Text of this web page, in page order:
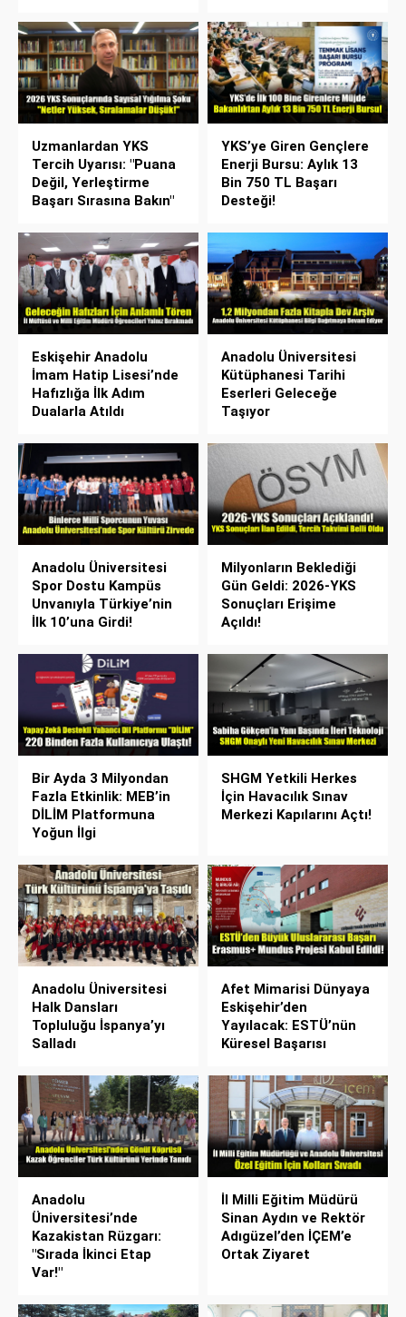
Uzmanlardan YKS
Tercih Uyarısı: "Puana
Değil, Yerleştirme
Başarı Sırasına Bakın"
YKS’ye Giren Gençlere
Enerji Bursu: Aylık 13
Bin 750 TL Başarı
Desteği!
Eskişehir Anadolu
İmam Hatip Lisesi’nde
Hafızlığa İlk Adım
Dualarla Atıldı
Anadolu Üniversitesi
Kütüphanesi Tarihi
Eserleri Geleceğe
Taşıyor
Anadolu Üniversitesi
Spor Dostu Kampüs
Unvanıyla Türkiye’nin
İlk 10’una Girdi!
Milyonların Beklediği
Gün Geldi: 2026-YKS
Sonuçları Erişime
Açıldı!
Bir Ayda 3 Milyondan
Fazla Etkinlik: MEB’in
DİLİM Platformuna
Yoğun İlgi
SHGM Yetkili Herkes
İçin Havacılık Sınav
Merkezi Kapılarını Açtı!
Anadolu Üniversitesi
Halk Dansları
Topluluğu İspanya’yı
Salladı
Afet Mimarisi Dünyaya
Eskişehir’den
Yayılacak: ESTÜ’nün
Küresel Başarısı
Anadolu
Üniversitesi’nde
Kazakistan Rüzgarı:
"Sırada İkinci Etap
Var!"
İl Milli Eğitim Müdürü
Sinan Aydın ve Rektör
Adıgüzel’den İÇEM’e
Ortak Ziyaret